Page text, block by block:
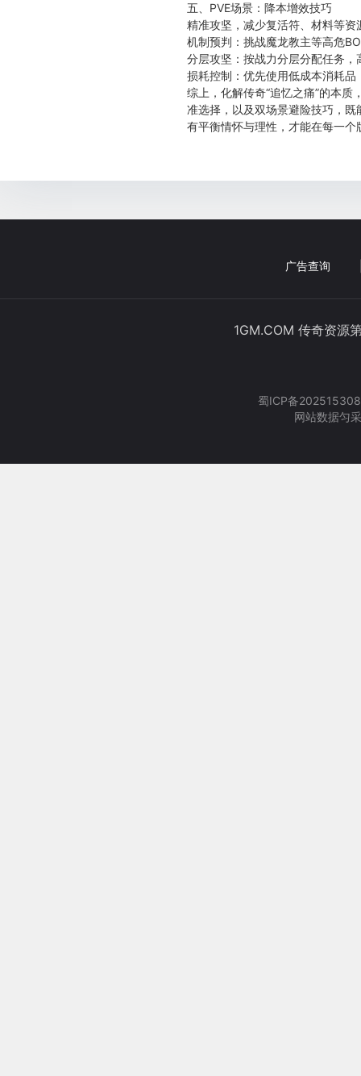
五、PVE场景：降本增效技巧
精准攻坚，减少复活符、材料等资
机制预判：挑战魔龙教主等高危
分层攻坚：按战力分层分配任务
损耗控制：优先使用低成本消耗
综上，化解传奇“追忆之痛”的本
准选择，以及双场景避险技巧，
有平衡情怀与理性，才能在每一个
广告查询
1GM.COM 传奇资源
蜀ICP备
网站数据匀